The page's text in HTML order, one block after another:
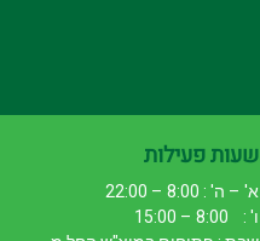
שעות פעילות
א' – ה' : 8:00 – 22:00
ו' : 8:00 – 15:00